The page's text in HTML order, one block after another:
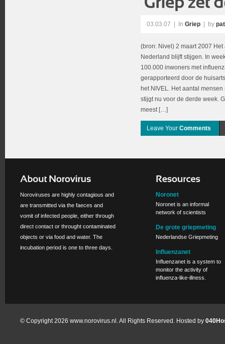
03.03.07 In Griep | by
(bron: Nivel) 2 maart 2007
Nederland blijft stijgen. In
100.000 inwoners met
gerapporteerd door de
het NIVEL. Het aantal
stijgt nu voor de derde week.
meest […]
Leave Your Comments
Noroviruses are highly contagious and
are transmitted via the faeces and
vomit of infected people, either through
direct contact or throught contaminated
objects or via food and water. The
incubation period is one to three days.
Noronet
Noronet is an informal
network of scientists
De grote griepmeting
Nederlandse Griepmeting
Influenzanet
Influenzanet is a system to
monitor the activity of
influenza-like-illness.
© Copyright 2026 www.norovirus.nl. All Rights Reserved. Hosted by